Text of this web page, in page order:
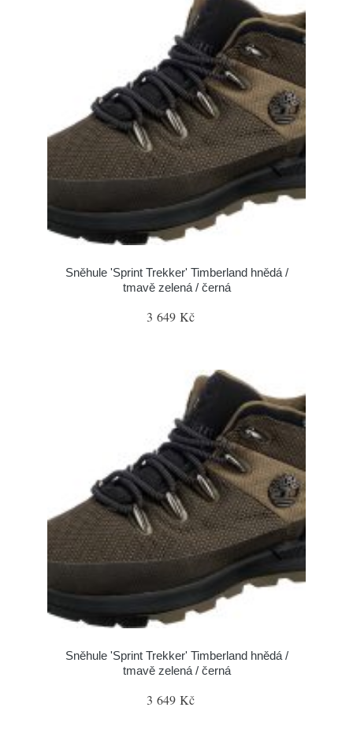
Sněhule 'Sprint Trekker' Timberland hnědá /
tmavě zelená / černá
3 649 Kč
Sněhule 'Sprint Trekker' Timberland hnědá /
tmavě zelená / černá
3 649 Kč